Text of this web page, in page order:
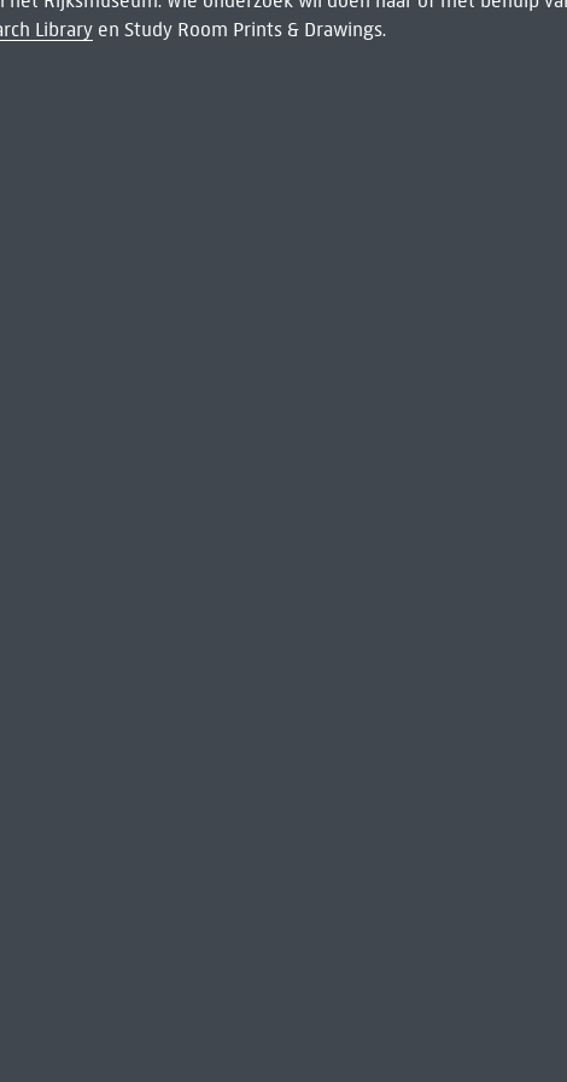
Libraryen Study Room Prints & Drawings.